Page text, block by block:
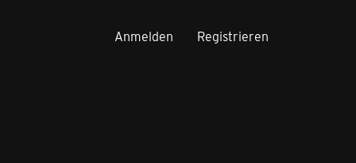
Anmelden Registrieren